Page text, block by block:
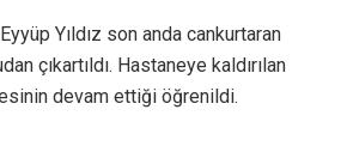
Yıldız son anda cankurtaran
çıkartıldı. Hastaneye kaldırılan
devam ettiği öğrenildi.